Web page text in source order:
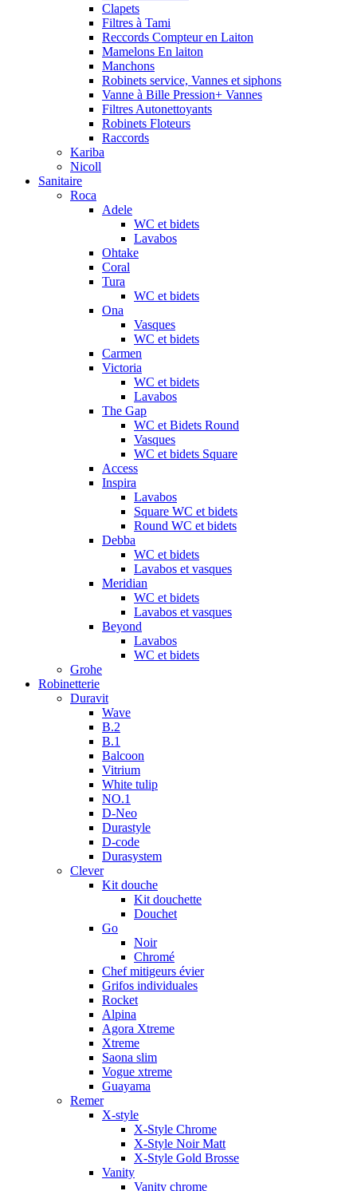
Clapets
Filtres à Tami
Reccords Compteur en Laiton
Mamelons En laiton
Manchons
Robinets service, Vannes et siphons
Vanne à Bille Pression+ Vannes
Filtres Autonettoyants
Robinets Floteurs
Raccords
Kariba
Nicoll
Sanitaire
Roca
Adele
WC et bidets
Lavabos
Ohtake
Coral
Tura
WC et bidets
Ona
Vasques
WC et bidets
Carmen
Victoria
WC et bidets
Lavabos
The Gap
WC et Bidets Round
Vasques
WC et bidets Square
Access
Inspira
Lavabos
Square WC et bidets
Round WC et bidets
Debba
WC et bidets
Lavabos et vasques
Meridian
WC et bidets
Lavabos et vasques
Beyond
Lavabos
WC et bidets
Grohe
Robinetterie
Duravit
Wave
B.2
B.1
Balcoon
Vitrium
White tulip
NO.1
D-Neo
Durastyle
D-code
Durasystem
Clever
Kit douche
Kit douchette
Douchet
Go
Noir
Chromé
Chef mitigeurs évier
Grifos individuales
Rocket
Alpina
Agora Xtreme
Xtreme
Saona slim
Vogue xtreme
Guayama
Remer
X-style
X-Style Chrome
X-Style Noir Matt
X-Style Gold Brosse
Vanity
Vanity chrome